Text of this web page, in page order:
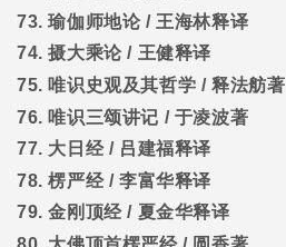
73.瑜伽师地论/ 王海林释译
74.摄大乘论/ 王健释译
75. 唯识史观及其哲学 /释法舫著
76. 唯识三颂讲记 / 于凌波著
77. 大日经/ 吕建福释译
78.楞严经/李富华释译
79.金刚顶经/ 夏金华释译